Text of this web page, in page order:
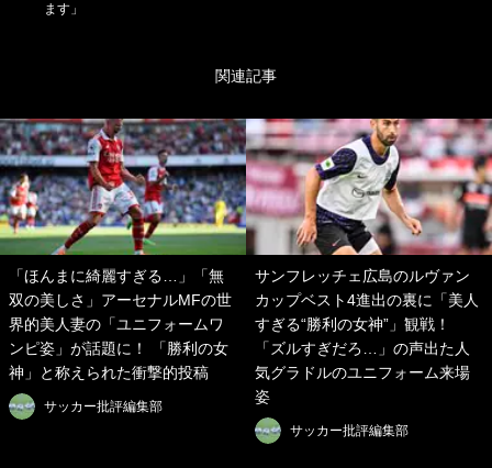
ます」
関連記事
「ほんまに綺麗すぎる…」「無
双の美しさ」アーセナルMFの世
界的美人妻の「ユニフォームワ
ンピ姿」が話題に！ 「勝利の女
神」と称えられた衝撃的投稿
サッカー批評編集部
サンフレッチェ広島のルヴァン
カップベスト4進出の裏に「美人
すぎる“勝利の女神”」観戦！
「ズルすぎだろ…」の声出た人
気グラドルのユニフォーム来場
姿
サッカー批評編集部